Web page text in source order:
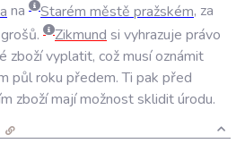
na Starém městě pražském, za
grošů. Zikmund si vyhrazuje právo
zbožívyplatit, cožmusíoznámit
půlroku předem.Ti pak před
zbožímajímožnostskliditúrodu.